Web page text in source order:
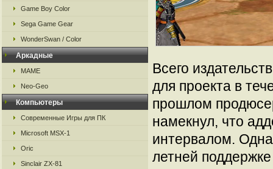
Game Boy Color
Sega Game Gear
WonderSwan / Color
Аркадные
MAME
Neo-Geo
Компьютеры
Современные Игры для ПК
Microsoft MSX-1
Oric
Sinclair ZX-81
Всего
для проекта в
прошлом
намекнул, что
интервалом.
летней